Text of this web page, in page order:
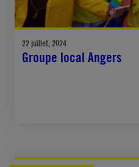
22 juillet, 2024
Groupe local Angers